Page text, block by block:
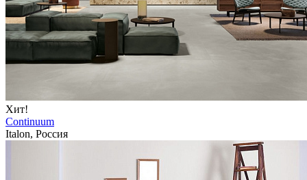
Хит!
Continuum
Italon, Россия